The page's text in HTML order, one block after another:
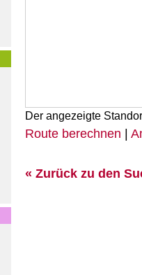
Der angezeigte
Route berechnen |
« Zurück zu den